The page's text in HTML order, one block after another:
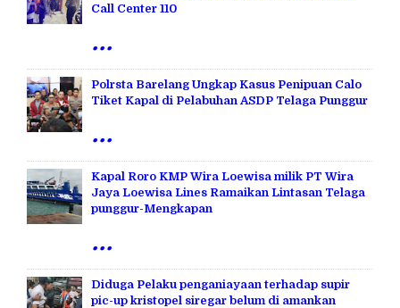
Call Center 110
...
Polrsta Barelang Ungkap Kasus Penipuan Calo
Tiket Kapal di Pelabuhan ASDP Telaga Punggur
...
Kapal Roro KMP Wira Loewisa milik PT Wira
Jaya Loewisa Lines Ramaikan Lintasan Telaga
punggur-Mengkapan
...
Diduga Pelaku penganiayaan terhadap supir
pic-up kristopel siregar belum di amankan